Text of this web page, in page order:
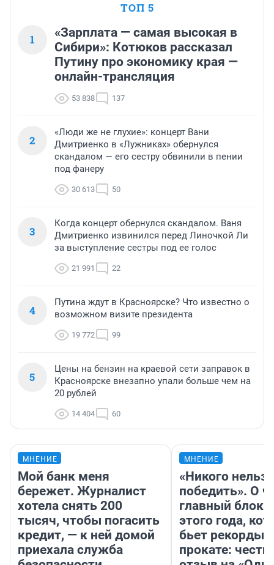
ТОП 5
1
«Зарплата — самая высокая в
Сибири»: Котюков рассказал
Путину про экономику края —
онлайн-трансляция
53 838 137
2
«Люди же не глухие»: концерт Вани
Дмитриенко в «Лужниках» обернулся
скандалом — его сестру обвинили в пении
под фанеру
30 613 50
3
Когда концерт обернулся скандалом. Ваня
Дмитриенко извинился перед Линочкой Ли
за выступление сестры под ее голос
21 991 22
4
Путина ждут в Красноярске? Что известно о
возможном визите президента
19 772 99
5
Цены на бензин на краевой сети заправок в
Красноярске внезапно упали больше чем на
20 рублей
14 404 60
МНЕНИЕ
Мой банк меня
бережет. Журналист
хотела снять 200
тысяч, чтобы погасить
кредит, — к ней домой
приехала служба
МНЕНИЕ
«Никого нельзя
победить». О
главный
этого года,
бьет рекорды в
прокате: